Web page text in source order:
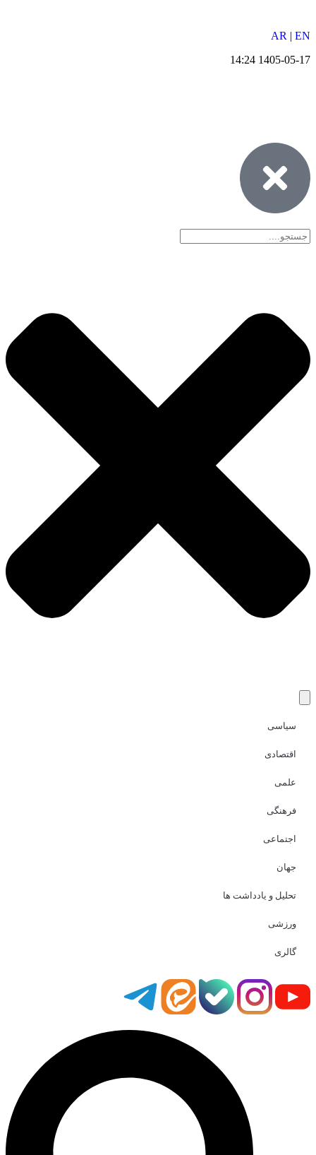
AR | EN
1405-05-17 14:24
سیاسی
اقتصادی
علمی
فرهنگی
اجتماعی
جهان
تحلیل و یادداشت ها
ورزشی
گالری